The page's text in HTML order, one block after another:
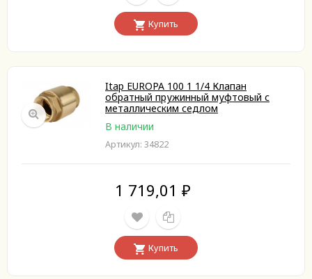
Купить
Itap EUROPA 100 1 1/4 Клапан
обратный пружинный муфтовый с
металлическим седлом
В наличии
Артикул: 34822
1 719,01 ₽
Купить